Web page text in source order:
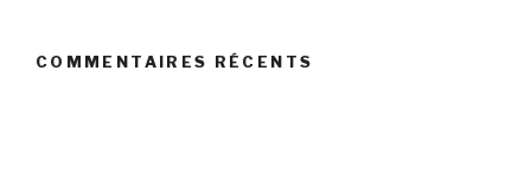
COMMENTAIRES RÉCENTS